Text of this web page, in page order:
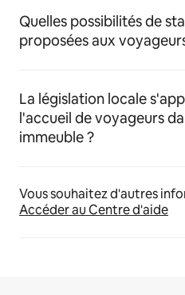
Quelles possibilités de
proposées aux
La législation locale
l'accueil de voyageurs
immeuble ?
Vous souhaitez d'autres
Accéder au Centre d'aide